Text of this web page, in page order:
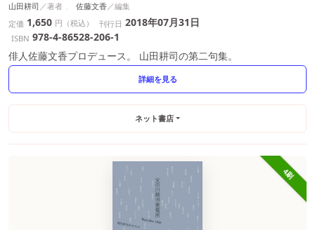
山田耕司
佐藤文香
定価 1,650 円（税込） 刊行日 2018年07月31日
ISBN 978-4-86528-206-1
俳人佐藤文香プロデュース。 山田耕司の第二句集。
詳細を見る
ネット書店
4刷